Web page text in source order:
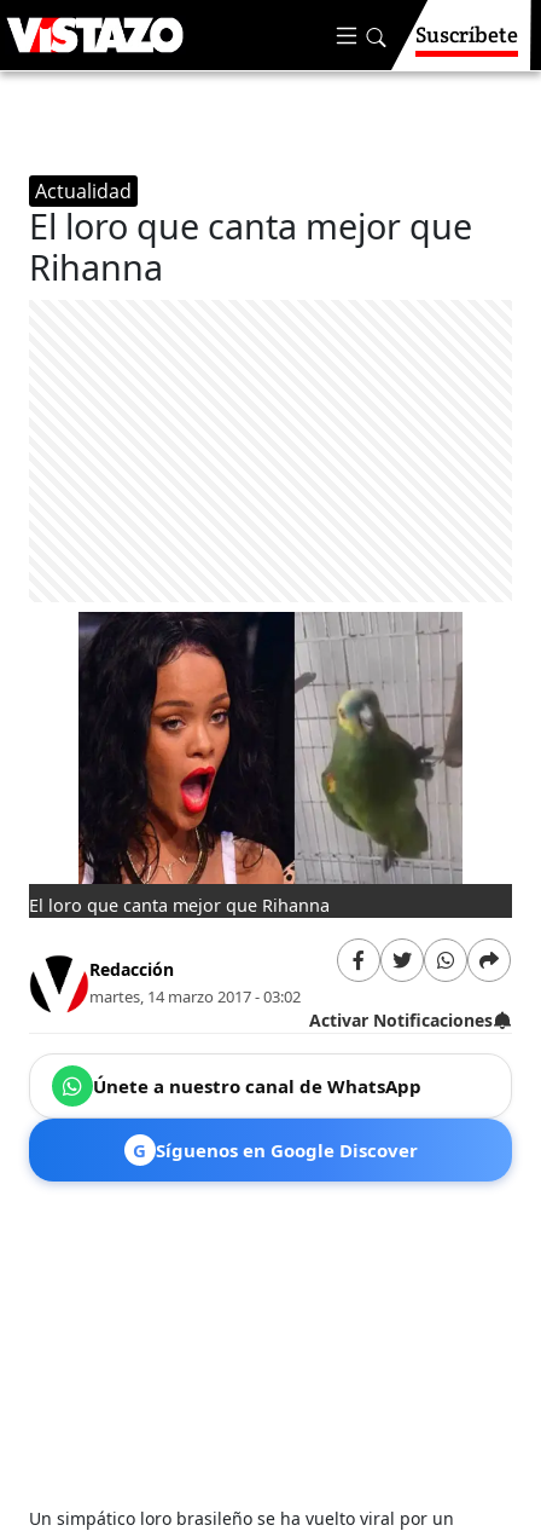
Suscríbete
Actualidad
El loro que canta mejor que
Rihanna
El loro que canta mejor que Rihanna
Redacción
martes, 14 marzo 2017 - 03:02
Activar Notificaciones
Únete a nuestro canal de WhatsApp
G Síguenos en Google Discover
Un simpático loro brasileño se ha vuelto viral por un